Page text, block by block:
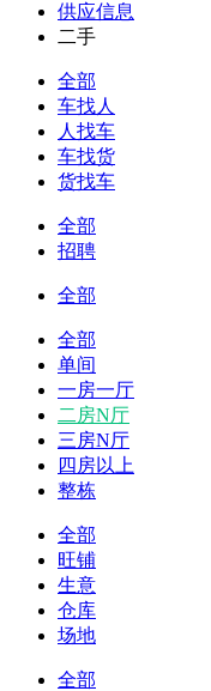
供应信息
二手
全部
车找人
人找车
车找货
货找车
全部
招聘
全部
全部
单间
一房一厅
二房N厅
三房N厅
四房以上
整栋
全部
旺铺
生意
仓库
场地
全部